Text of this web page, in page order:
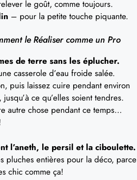
le goût, comme toujours.
– pour la petite touche piquante.
le Réaliser comme un Pro
de terre sans les éplucher.
casserole d’eau froide salée.
puis laissez cuire pendant environ
ce qu’elles soient tendres.
autre chose pendant ce temps…
l’aneth, le persil et la ciboulette.
pluches entières pour la déco, parce
chic comme ça!